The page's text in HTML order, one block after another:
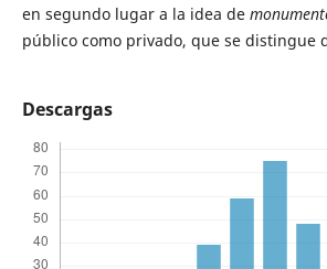
en segundo lugar a la idea de
público como privado, que se distingue
Descargas